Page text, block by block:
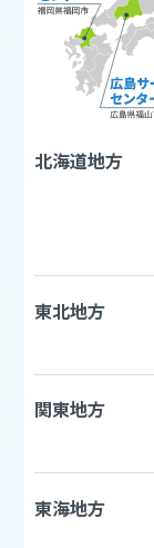
北海道地方
東北地方
関東地方
東海地方